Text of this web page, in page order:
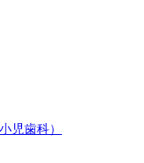
児歯科）